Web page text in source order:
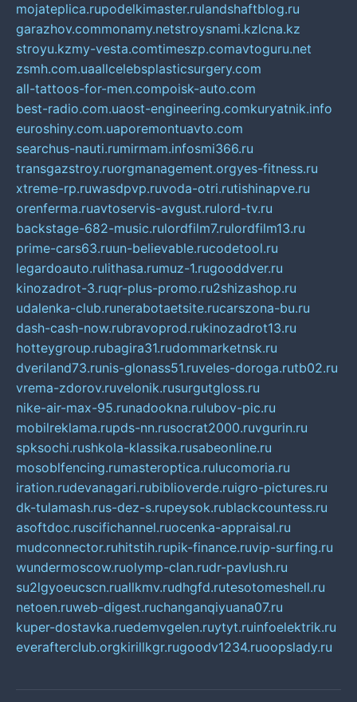
mojateplica.rupodelkimaster.rulandshaftblog.ru
garazhov.commonamy.netstroysnami.kzlcna.kz
stroyu.kzmy-vesta.comtimeszp.comavtoguru.net
zsmh.com.uaallcelebsplasticsurgery.com
all-tattoos-for-men.compoisk-auto.com
best-radio.com.uaost-engineering.comkuryatnik.info
euroshiny.com.uaporemontuavto.com
searchus-nauti.rumirmam.infosmi366.ru
transgazstroy.ruorgmanagement.orgyes-fitness.ru
xtreme-rp.ruwasdpvp.ruvoda-otri.rutishinapve.ru
orenferma.ruavtoservis-avgust.rulord-tv.ru
backstage-682-music.rulordfilm7.rulordfilm13.ru
prime-cars63.ruun-believable.rucodetool.ru
legardoauto.rulithasa.rumuz-1.rugooddver.ru
kinozadrot-3.ruqr-plus-promo.ru2shizashop.ru
udalenka-club.runerabotaetsite.rucarszona-bu.ru
dash-cash-now.rubravoprod.rukinozadrot13.ru
hotteygroup.rubagira31.rudommarketnsk.ru
dveriland73.runis-glonass51.ruveles-doroga.rutb02.ru
vrema-zdorov.ruvelonik.rusurgutgloss.ru
nike-air-max-95.runadookna.rulubov-pic.ru
mobilreklama.rupds-nn.rusocrat2000.ruvgurin.ru
spksochi.rushkola-klassika.rusabeonline.ru
mosoblfencing.rumasteroptica.rulucomoria.ru
iration.rudevanagari.rubiblioverde.ruigro-pictures.ru
dk-tulamash.rus-dez-s.rupeysok.rublackcountess.ru
asoftdoc.ruscifichannel.ruocenka-appraisal.ru
mudconnector.ruhitstih.rupik-finance.ruvip-surfing.ru
wundermoscow.ruolymp-clan.rudr-pavlush.ru
su2lgyoeucscn.ruallkmv.rudhgfd.rutesotomeshell.ru
netoen.ruweb-digest.ruchanganqiyuana07.ru
kuper-dostavka.ruedemvgelen.ruytyt.ruinfoelektrik.ru
everafterclub.orgkirillkgr.rugoodv1234.ruoopslady.ru